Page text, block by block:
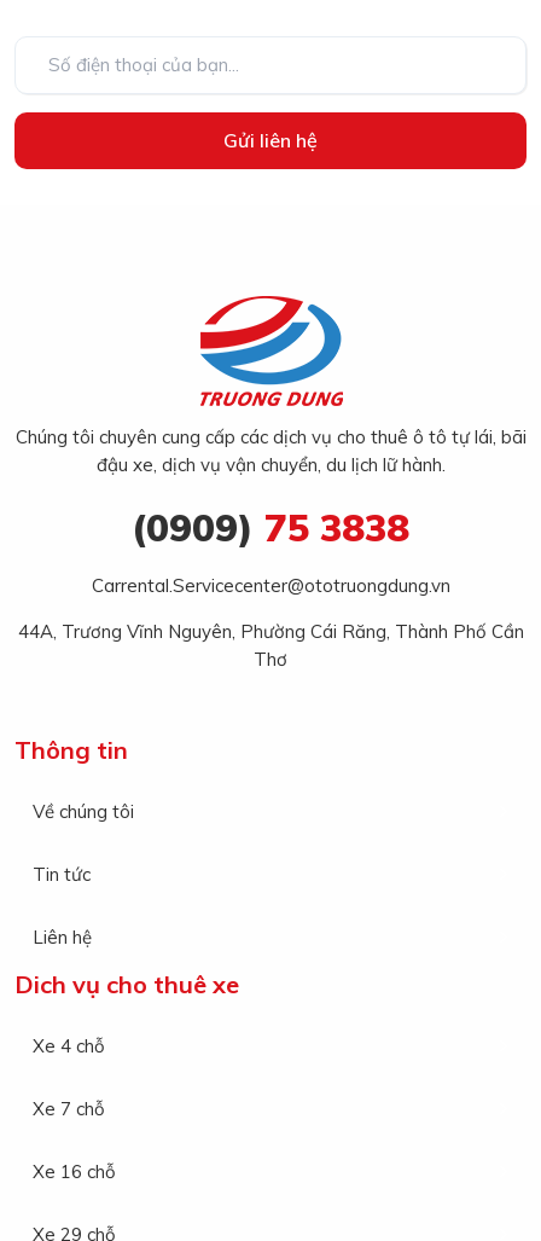
Gửi liên hệ
Chúng tôi chuyên cung cấp các dịch vụ cho thuê ô tô tự lái, bãi
đậu xe, dịch vụ vận chuyển, du lịch lữ hành.
Thông tin
Về chúng tôi
Tin tức
Liên hệ
Dich vụ cho thuê xe
Xe 4 chỗ
Xe 7 chỗ
Xe 16 chỗ
Xe 29 chỗ
(0909) 75 3838
Carrental.Servicecenter@ototruongdung.vn
44A, Trương Vĩnh Nguyên, Phường Cái Răng, Thành Phố Cần
Thơ